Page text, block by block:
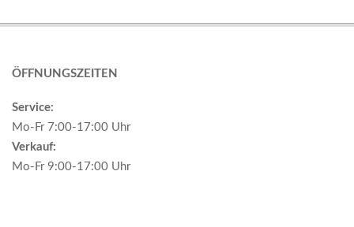
ÖFFNUNGSZEITEN
Service:
Mo-Fr 7:00-17:00 Uhr
Verkauf:
Mo-Fr 9:00-17:00 Uhr